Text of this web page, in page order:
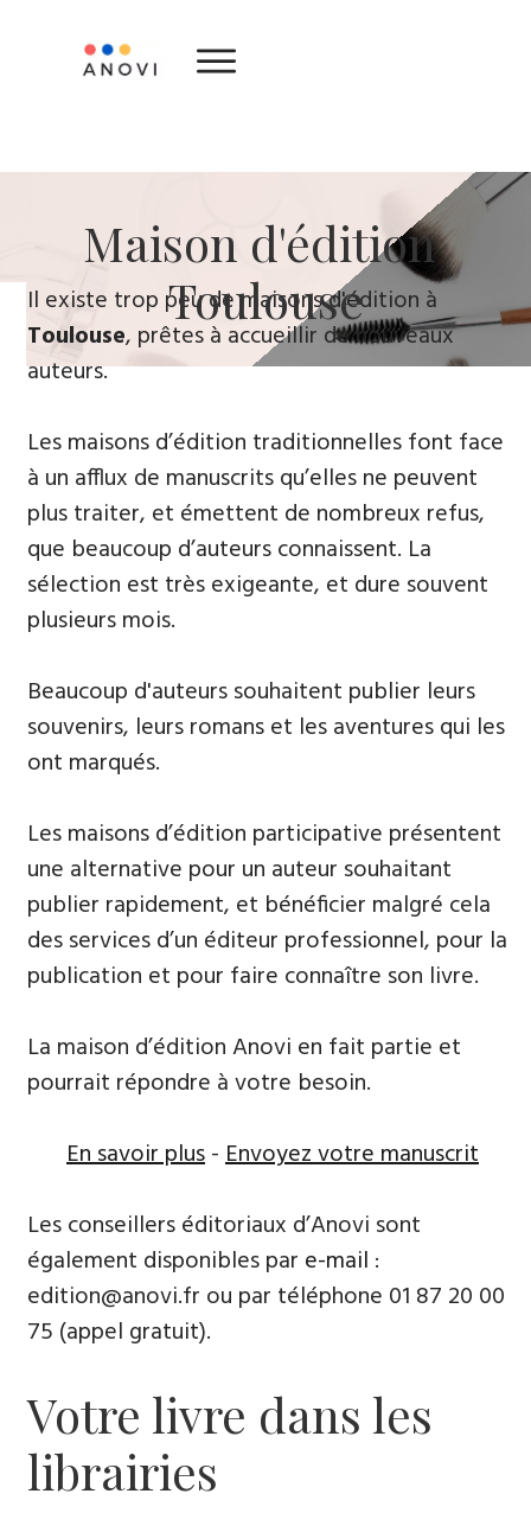
​Maison d'édition ​
Toulouse
​Il existe trop peu de maisons d'édition à
Toulouse, prêtes à accueillir de nouveaux
auteurs.
Les maisons d’édition traditionnelles font face
à un afflux de manuscrits qu’elles ne peuvent
plus traiter, et émettent de nombreux refus,
que beaucoup d’auteurs connaissent. La
sélection est très exigeante, et dure souvent
plusieurs mois.
Beaucoup d'auteurs souhaitent publier leurs
souvenirs, leurs ​romans et les aventures qui les
ont marqués.
Les maisons d’édition participative présentent
une alternative pour un auteur souhaitant
publier rapidement, et bénéficier malgré cela
des services d’un éditeur professionnel, pour la
publication et pour faire connaître son livre.
La maison d’édition Anovi en fait partie et
pourrait répondre à votre besoin.
En savoir plus-Envoyez votre manuscrit
Les conseillers éditoriaux d’Anovi sont
également disponibles par e-mail :
edition@anovi.fr ou par téléphone ​​0​1 87 20 00
75 (appel gratuit).
Votre livre dans les
librairies